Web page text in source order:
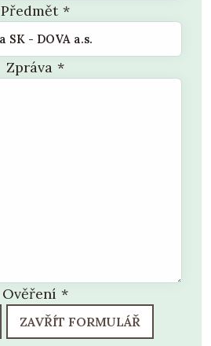
Předmět*
Zpráva *
Ověření *
ZAVŘÍT FORMULÁŘ